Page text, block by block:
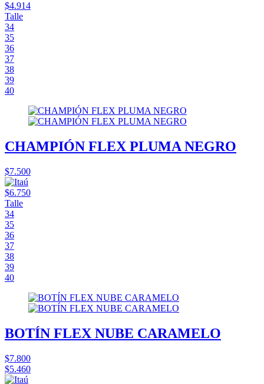
$4.914
Talle
34
35
36
37
38
39
40
CHAMPIÓN FLEX PLUMA NEGRO
$7.500
$6.750
Talle
34
35
36
37
38
39
40
BOTÍN FLEX NUBE CARAMELO
$7.800
$5.460